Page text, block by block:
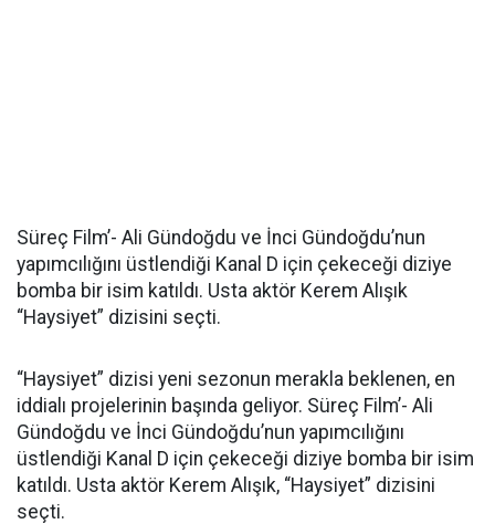
Süreç Film’- Ali Gündoğdu ve İnci Gündoğdu’nun
yapımcılığını üstlendiği Kanal D için çekeceği diziye
bomba bir isim katıldı. Usta aktör Kerem Alışık
“Haysiyet” dizisini seçti.
“Haysiyet” dizisi yeni sezonun merakla beklenen, en
iddialı projelerinin başında geliyor. Süreç Film’- Ali
Gündoğdu ve İnci Gündoğdu’nun yapımcılığını
üstlendiği Kanal D için çekeceği diziye bomba bir isim
katıldı. Usta aktör Kerem Alışık, “Haysiyet” dizisini
seçti.